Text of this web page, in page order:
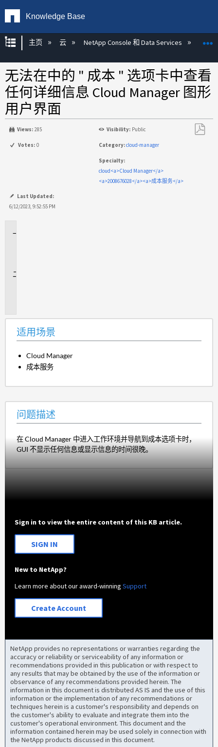
Knowledge Base
扩展/隐缩全局层次
主页 云 NetApp Console 和 Data Services
无法在中的 " 成本 " 选项卡中查看
任何详细信息 Cloud Manager 图形
用户界面
Views: 285 Visibility: Public
Votes: 0 Category:cloud-manager
Specialty:
cloud<a>Cloud Manager</a>
<a>2008676028</a><a>成本服务</a>
Last Updated:
6/12/2023, 9:52:55 PM
适用场景
Cloud Manager
成本服务
问题描述
在 Cloud Manager 中进入工作环境并导航到成本选项卡时，
GUI 不显示任何信息或显示信息的时间很晚。
Sign in to view the entire content of this KB article.
SIGN IN
New to NetApp?
Learn more about our award-winningSupport
Create Account
NetApp provides no representations or warranties regarding the
accuracy or reliability or serviceability of any information or
recommendations provided in this publication or with respect to
any results that may be obtained by the use of the information or
observance of any recommendations provided herein. The
information in this document is distributed AS IS and the use of this
information or the implementation of any recommendations or
techniques herein is a customer's responsibility and depends on
the customer's ability to evaluate and integrate them into the
customer's operational environment. This document and the
information contained herein may be used solely in connection with
the NetApp products discussed in this document.